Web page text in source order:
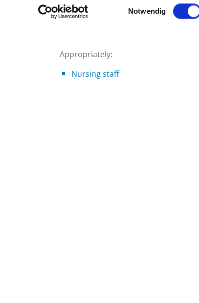
Einwilligungsauswahl
Notwendig
Appropriately:
Nursing staff